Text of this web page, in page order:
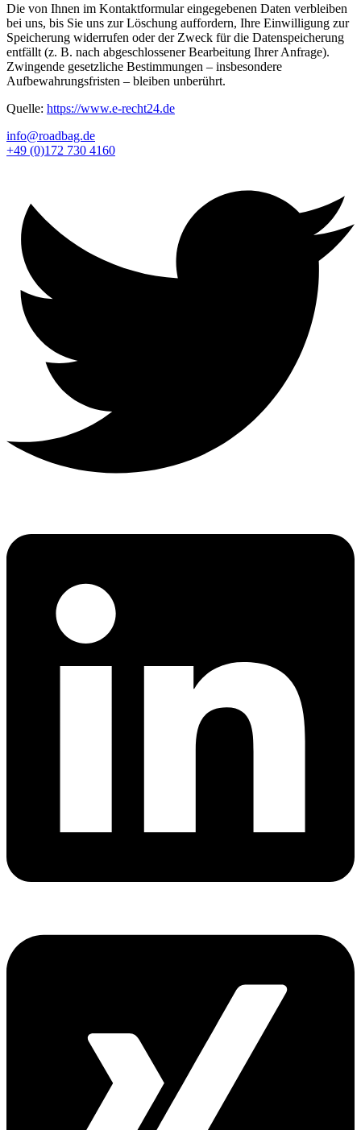
Die von Ihnen im Kontaktformular eingegebenen Daten verbleiben
bei uns, bis Sie uns zur Löschung auffordern, Ihre Einwilligung zur
Speicherung widerrufen oder der Zweck für die Datenspeicherung
entfällt (z. B. nach abgeschlossener Bearbeitung Ihrer Anfrage).
Zwingende gesetzliche Bestimmungen – insbesondere
Aufbewahrungsfristen – bleiben unberührt.
Quelle: https://www.e-recht24.de
info@roadbag.de
+49 (0)172 730 4160